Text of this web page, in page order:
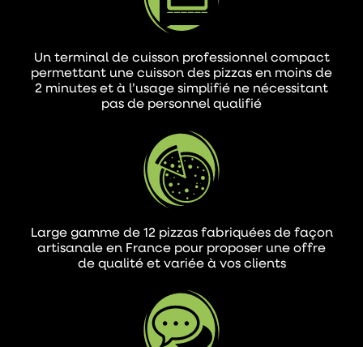
Un terminal de cuisson professionnel compact
permettant une cuisson des pizzas en moins de
2 minutes et à l’usage simplifié ne nécessitant
pas de personnel qualifié
Large gamme de 12 pizzas fabriquées de façon
artisanale en France pour proposer une offre
de qualité et variée à vos clients